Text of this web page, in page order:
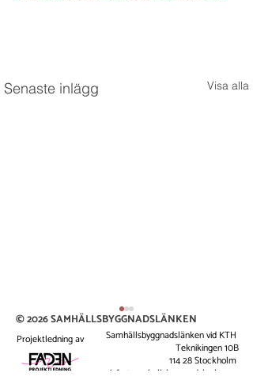
Senaste inlägg Visa alla
© 2026 SAMHÄLLSBYGGNADSLÄNKEN
Projektledning av
Samhällsbyggnadslänken vid KTH
Teknikingen 10B
114 28 Stockholm
info@samhallsbyggnadslanken.se